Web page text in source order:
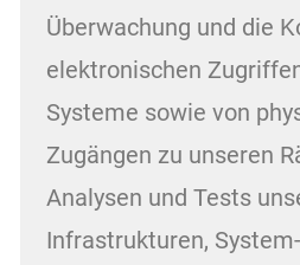
Überwachung und die
elektronischen
Systeme sowie von
Zugängen zu unseren
Analysen und Tests
Infrastrukturen,